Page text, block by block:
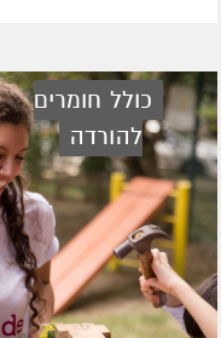
כולל חומרים
להורדה